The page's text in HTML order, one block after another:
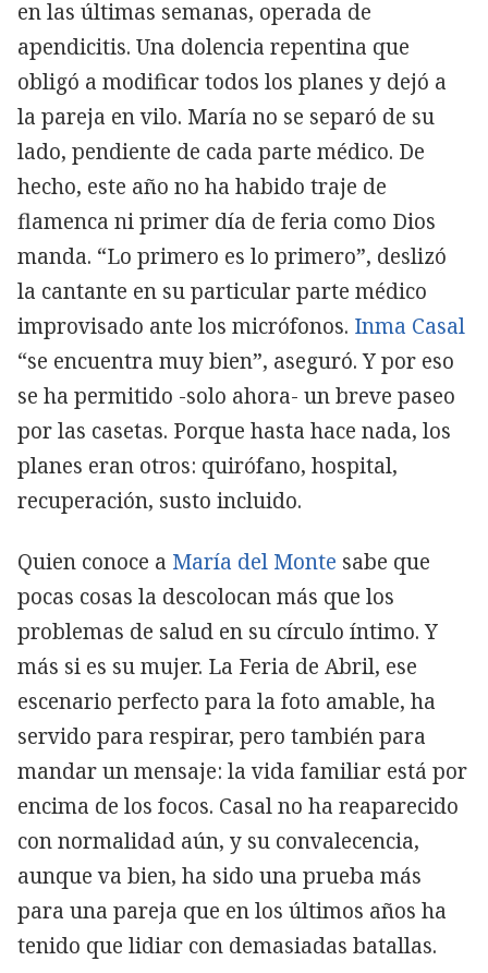
en las últimas semanas, operada de
apendicitis. Una dolencia repentina que
obligó a modificar todos los planes y dejó a
la pareja en vilo. María no se separó de su
lado, pendiente de cada parte médico. De
hecho, este año no ha habido traje de
flamenca ni primer día de feria como Dios
manda. “Lo primero es lo primero”, deslizó
la cantante en su particular parte médico
improvisado ante los micrófonos. Inma Casal
“se encuentra muy bien”, aseguró. Y por eso
se ha permitido -solo ahora- un breve paseo
por las casetas. Porque hasta hace nada, los
planes eran otros: quirófano, hospital,
recuperación, susto incluido.
Quien conoce a María del Monte sabe que
pocas cosas la descolocan más que los
problemas de salud en su círculo íntimo. Y
más si es su mujer. La Feria de Abril, ese
escenario perfecto para la foto amable, ha
servido para respirar, pero también para
mandar un mensaje: la vida familiar está por
encima de los focos. Casal no ha reaparecido
con normalidad aún, y su convalecencia,
aunque va bien, ha sido una prueba más
para una pareja que en los últimos años ha
tenido que lidiar con demasiadas batallas.